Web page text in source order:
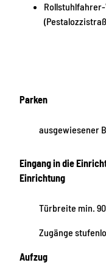
Rollstuhlfahrer-
Parken
ausgewiesener
Eingang in die
Einrichtung
Türbreite min.
Zugänge
Aufzug